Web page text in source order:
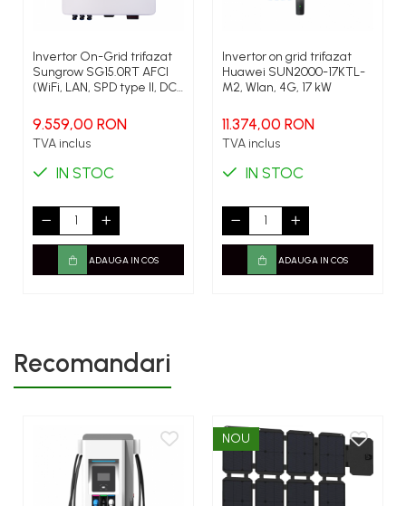
Invertor On-Grid trifazat
Sungrow SG15.0RT AFCI
(WiFi, LAN, SPD type II, DC
peak
9.559,00 RON
TVA inclus
IN STOC
ADAUGA IN COS
Invertor on grid trifazat
Huawei SUN2000-17KTL-
M2, Wlan, 4G, 17 kW
11.374,00 RON
TVA inclus
IN STOC
ADAUGA IN COS
Recomandari
NOU